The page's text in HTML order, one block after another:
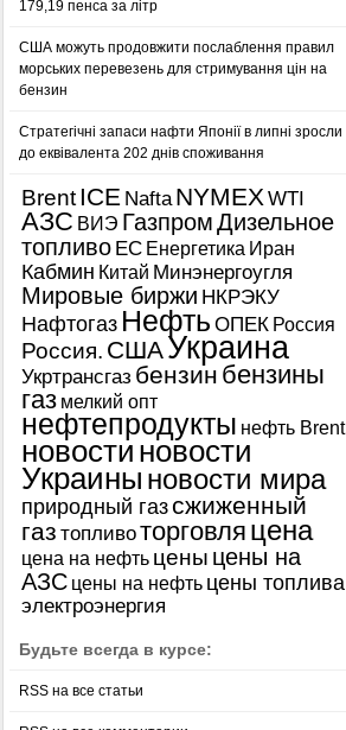
179,19 пенса за літр
США можуть продовжити послаблення правил
морських перевезень для стримування цін на
бензин
Стратегічні запаси нафти Японії в липні зросли
до еквівалента 202 днів споживання
Brent ICE Nafta NYMEXWTI
АЗС ВИЭ ГазпромДизельное
топливо ЕС Енергетика Иран
Кабмин Китай Минэнергоугля
Мировые биржи НКРЭКУ
Нафтогаз Нефть ОПЕК Россия
Россия. СШАУкраина
Укртрансгаз бензин бензины
газ мелкий опт
нефтепродукты нефть Brent
новости новости
Украины новости мира
природный газсжиженный
газ топливоторговля цена
цена на нефть цены цены на
АЗС цены на нефть цены топлива
электроэнергия
Будьте всегда в курсе:
RSS на все статьи